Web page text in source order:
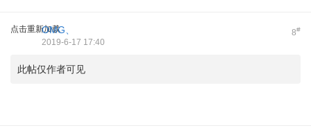
点击重新加载 8#
OMG、
2019-6-17 17:40
此帖仅作者可见